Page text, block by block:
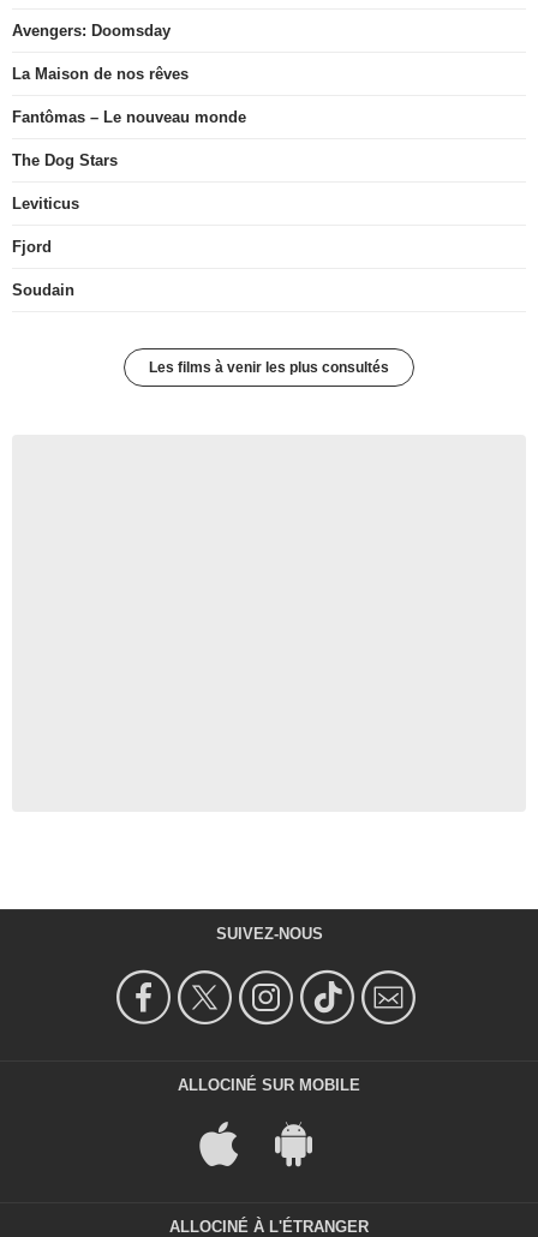
Avengers: Doomsday
La Maison de nos rêves
Fantômas – Le nouveau monde
The Dog Stars
Leviticus
Fjord
Soudain
Les films à venir les plus consultés
SUIVEZ-NOUS
ALLOCINÉ SUR MOBILE
ALLOCINÉ À L'ÉTRANGER